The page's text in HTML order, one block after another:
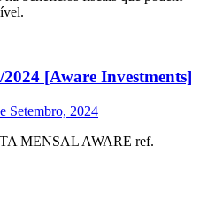
[Aware Investments]
Setembro, 2024
MENSAL AWARE ref.